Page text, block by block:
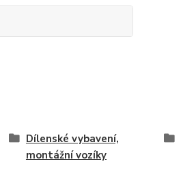
Dílenské vybavení,
montážní vozíky